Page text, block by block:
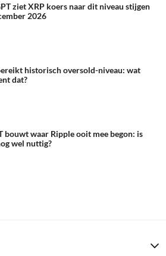
ziet XRP koers naar dit niveau stijgen
2026
historisch oversold-niveau: wat
dat?
bouwt waar Ripple ooit mee begon: is
wel nuttig?